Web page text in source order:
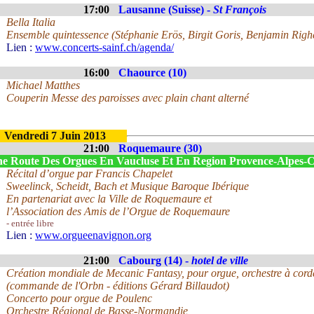
17:00 Lausanne (Suisse) - St François
Bella Italia
Ensemble quintessence (Stéphanie Erös, Birgit Goris, Benjamin
Lien : www.concerts-sainf.ch/agenda/
16:00
Chaource (10)
Michael Matthes
Couperin Messe des paroisses avec plain chant alterné
Vendredi 7 Juin 2013
21:00
Roquemaure (30)
Route Des Orgues En Vaucluse Et En Region Provence-Alpes-
Récital d’orgue par Francis Chapelet
Sweelinck, Scheidt, Bach et Musique Baroque Ibérique
En partenariat avec la Ville de Roquemaure et
l’Association des Amis de l’Orgue de Roquemaure
- entrée libre
Lien : www.orgueenavignon.org
21:00 Cabourg (14) - hotel de ville
Création mondiale de Mecanic Fantasy, pour orgue, orchestre à
(commande de l'Orbn - éditions Gérard Billaudot)
Concerto pour orgue de Poulenc
Orchestre Régional de Basse-Normandie